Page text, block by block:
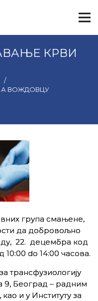
КРВИ
/
ВОЖДОВЦУ
група смањене,
да добровољно
22. децембра код
10:00 do 14:00 часова.
трансфузиологију
9, Београд – радним
и у Институту за